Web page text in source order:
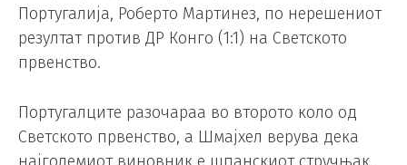
Португалија, Роберто Мартинез, по нерешениот
резултат против ДР Конго (1:1) на Светското
првенство.
Португалците разочараа во второто коло од
Светското првенство, а Шмајхел верува дека